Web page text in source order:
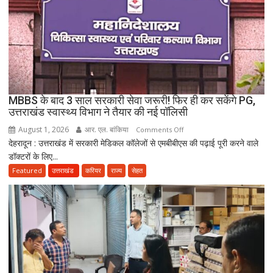
के
नाबालिग
का
दावा;
CWC
ने
जारी
किया
नोटिस
MBBS के बाद 3 साल सरकारी सेवा जरूरी! फिर ही कर सकेंगे PG,
उत्तराखंड स्वास्थ्य विभाग ने तैयार की नई पॉलिसी
August 1, 2026 आर. एल. बांकिया Comments Offon
MBBS
3
साल
सरकारी
सेवा
जरूरी!
फिर
ही
देहरादून : उत्तराखंड में सरकारी मेडिकल कॉलेजों से एमबीबीएस की पढ़ाई पूरी करने वाले
डॉक्टरों के लिए...
Featured उत्तराखंड करियर राज्य सेहत